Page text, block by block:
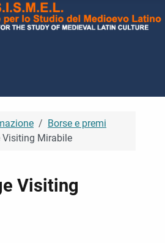
Borse e premi
Visiting Mirabile
Visiting